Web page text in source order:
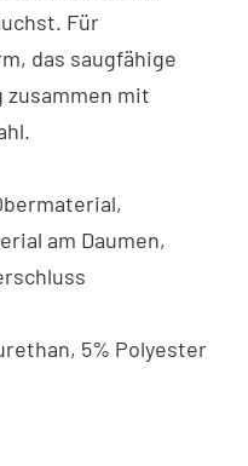
Für
das saugfähige
zusammen mit
am Daumen,
5% Polyester